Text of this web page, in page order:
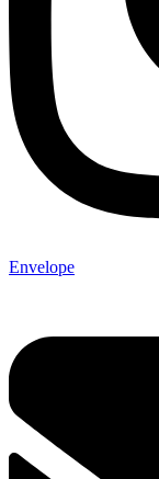
Envelope